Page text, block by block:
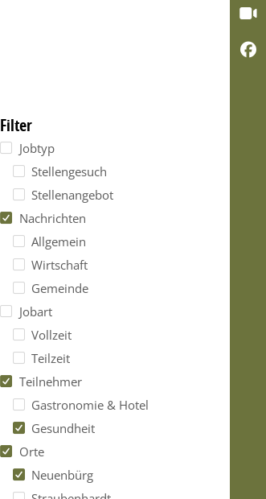
Filter
Jobtyp
Stellengesuch
Stellenangebot
Nachrichten
Allgemein
Wirtschaft
Gemeinde
Jobart
Vollzeit
Teilzeit
Teilnehmer
Gastronomie & Hotel
Gesundheit
Orte
Neuenbürg

